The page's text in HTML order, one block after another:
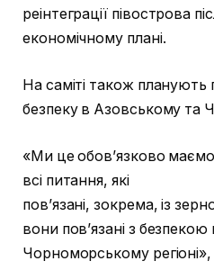
реінтеграції півострова
економічному плані.
На саміті також
безпеку в Азовському та
«Ми це обов’язково
всі питання, які
пов’язані, зокрема, із
вони пов’язані з
Чорноморському